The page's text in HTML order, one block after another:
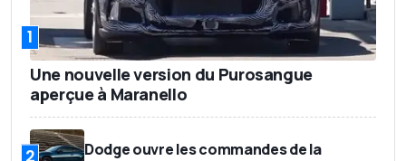
1
Une nouvelle version du Purosangue
aperçue à Maranello
2
Dodge ouvre les commandes de la